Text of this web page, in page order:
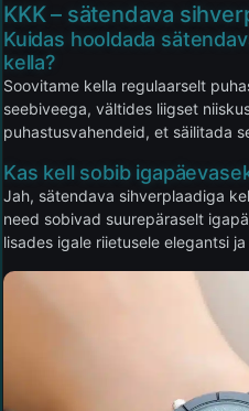
KKK – sätendava
Kuidas hooldada
kella?
Soovitame kella regulaarselt
seebiveega, vältides liigset
puhastusvahendeid, et säilitada
Kas kell sobib
Jah, sätendava sihverplaadiga
need sobivad suurepäraselt
lisades igale riietusele elegantsi ja